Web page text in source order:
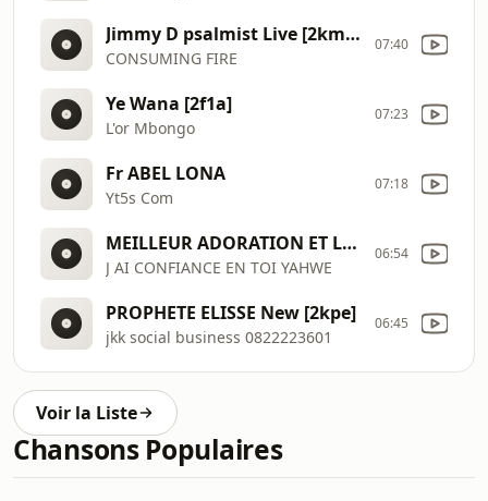
Jimmy D psalmist Live [2kmm]
CONSUMING FIRE
07:40
Ye Wana [2f1a]
L'or Mbongo
07:23
Fr ABEL LONA
Yt5s Com
07:18
MEILLEUR ADORATION ET LOUANGE 2019 AFRICAN GOSPEL SONGS [2fwF]
J AI CONFIANCE EN TOI YAHWE
06:54
PROPHETE ELISSE New [2kpe]
jkk social business 0822223601
06:45
Voir la Liste
Chansons Populaires